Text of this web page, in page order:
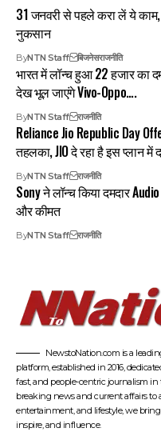
31 जनवरी से पहले करा लें ये काम,
नुकसान
ByNTN Staff बिजनेसराजनीति
भारत में लॉन्च हुआ 22 हजार का
देख भूल जाएंगे Vivo-Oppo….
ByNTN Staff राजनीति
Reliance Jio Republic Day
तहलका, JIO दे रहा है इस प्लान में
ByNTN Staff राजनीति
Sony ने लॉन्च किया दमदार
और कीमत
ByNTN Staff राजनीति
NewstoNation.com is a
platform, established in 2016,
fast, and people-centric journalism in
breaking news and current affairs to
entertainment, and lifestyle, we
inspire, and influence.